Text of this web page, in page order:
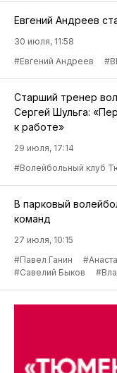
Евгений Андреев
30 июля, 11:58
#Евгений Андреев
Старший тренер
Сергей Шульга:
к работе»
29 июля, 17:14
#Волейбольный клуб
В парковый
команд
27 июля, 10:15
#Павел Ганин
#Савелий Быков